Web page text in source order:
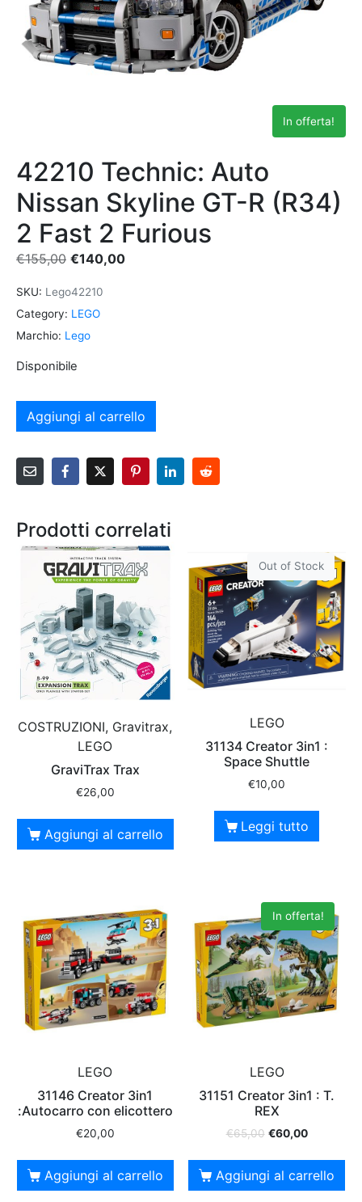
In offerta!
42210 Technic: Auto
Nissan Skyline GT-R (R34)
2 Fast 2 Furious
€155,00 €140,00
SKU: Lego42210
Category: LEGO
Marchio: Lego
Disponibile
Aggiungi al carrello
Prodotti correlati
COSTRUZIONI, Gravitrax,
LEGO
GraviTrax Trax
€26,00
Aggiungi al carrello
Out of Stock
LEGO
31134 Creator 3in1 :
Space Shuttle
€10,00
Leggi tutto
LEGO
31146 Creator 3in1
:Autocarro con elicottero
€20,00
Aggiungi al carrello
In offerta!
LEGO
31151 Creator 3in1 : T.
REX
€65,00 €60,00
Aggiungi al carrello